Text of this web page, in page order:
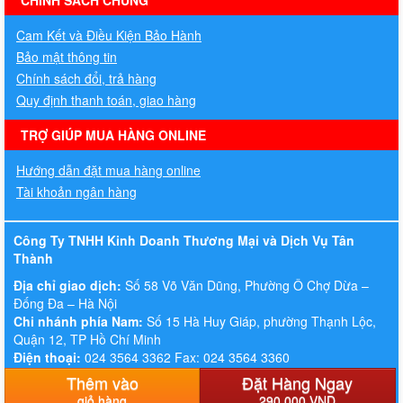
Thêm vào Đặt Hàng Ngay
Cam Kết và Điều Kiện Bảo Hành
Bảo mật thông tin
Chính sách đổi, trả hàng
Quy định thanh toán, giao hàng
TRỢ GIÚP MUA HÀNG ONLINE
Hướng dẫn đặt mua hàng online
Tài khoản ngân hàng
Công Ty TNHH Kinh Doanh Thương Mại và Dịch Vụ Tân
Thành
Địa chỉ giao dịch: Số 58 Võ Văn Dũng, Phường Ô Chợ Dừa –
Đống Đa – Hà Nội
Chi nhánh phía Nam: Số 15 Hà Huy Giáp, phường Thạnh Lộc,
Quận 12, TP Hồ Chí Minh
Điện thoại: 024 3564 3362 Fax: 024 3564 3360
Hotline:083. 647. 5555 - 0936. 449. 397
thitruongit.vn@gmail.com